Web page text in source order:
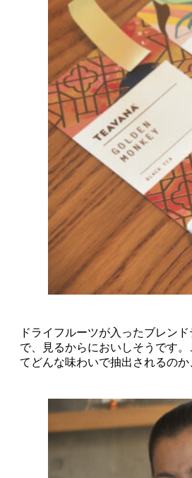
ドライフルーツが入ったブレン
で、見るからにおいしそうです
てどんな味わいで抽出されるのか